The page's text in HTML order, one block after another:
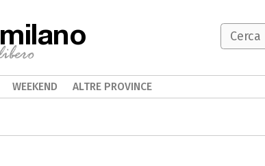
milano
WEEKEND ALTRE PROVINCE